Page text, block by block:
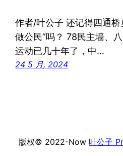
作者/叶公子 还记得四通
做公民”吗？ 78民主墙、
运动已几十年了，中…
24 5 月, 2024
版权© 2022-Now 叶公子